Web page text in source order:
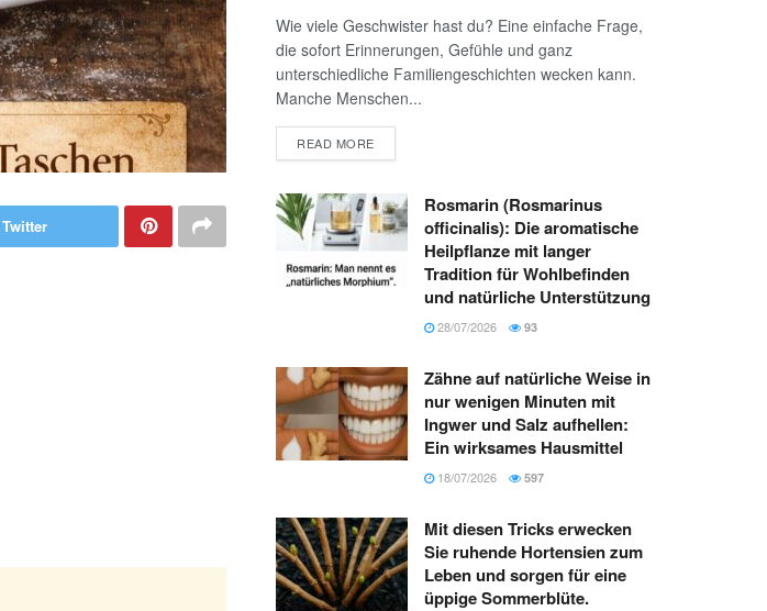
Wie viele Geschwister hast du? Eine einfache Frage,
die sofort Erinnerungen, Gefühle und ganz
unterschiedliche Familiengeschichten wecken kann.
Manche Menschen...
READ MORE
Rosmarin (Rosmarinus
officinalis): Die aromatische
Heilpflanze mit langer
Tradition für Wohlbefinden
und natürliche Unterstützung
28/07/2026 93
Zähne auf natürliche Weise in
nur wenigen Minuten mit
Ingwer und Salz aufhellen:
Ein wirksames Hausmittel
18/07/2026 597
Mit diesen Tricks erwecken
Sie ruhende Hortensien zum
Leben und sorgen für eine
üppige Sommerblüte.